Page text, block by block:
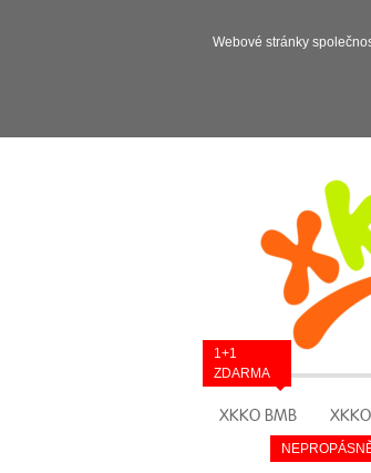
Webové stránky
XKKO BMB
1+1
ZDARMA